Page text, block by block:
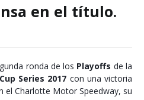
en el título.
ronda de los Playoffs de la
Series 2017 con una victoria
el Charlotte Motor Speedway, su